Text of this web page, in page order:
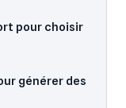
pour choisir
générer des